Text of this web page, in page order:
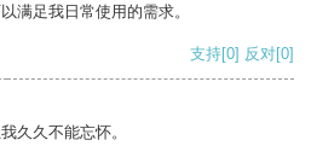
满足我日常使用的需求。
支持[0] 反对[0]
久久不能忘怀。